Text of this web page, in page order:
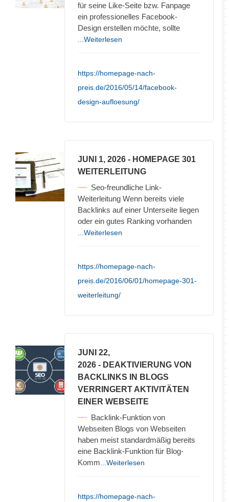
für seine Like-Seite bzw. Fanpage
ein professionelles Facebook-
Design erstellen möchte, sollte
...Weiterlesen
https://homepage-nach-
preis.de/2016/05/14/facebook-
design-aufloesung/
JUNI 1, 2026 - HOMEPAGE 301
WEITERLEITUNG
Seo-freundliche Link-
Weiterleitung Wenn bereits viele
Backlinks auf einer Unterseite liegen
oder ein gutes Ranking vorhanden
...Weiterlesen
https://homepage-nach-
preis.de/2016/06/01/homepage-301-
weiterleitung/
JUNI 22,
2026 - DEAKTIVIERUNG VON
BACKLINKS IN BLOGS
VERRINGERT AKTIVITÄTEN
EINER WEBSEITE
Backlink-Funktion von
Webseiten Blogs von Webseiten
haben meist standardmäßig bereits
eine Backlink-Funktion für Blog-
Komm ...Weiterlesen
https://homepage-nach-